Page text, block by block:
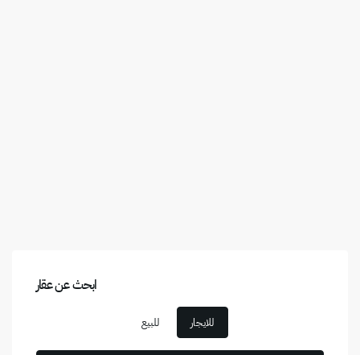
ابحث عن عقار
للايجار للبيع